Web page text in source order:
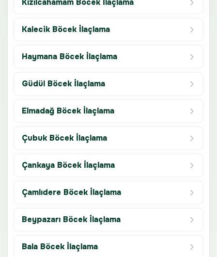
Kızılcahamam Böcek İlaçlama
Kalecik Böcek İlaçlama
Haymana Böcek İlaçlama
Güdül Böcek İlaçlama
Elmadağ Böcek İlaçlama
Çubuk Böcek İlaçlama
Çankaya Böcek İlaçlama
Çamlıdere Böcek İlaçlama
Beypazarı Böcek İlaçlama
Bala Böcek İlaçlama